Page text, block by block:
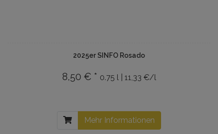
2025er SINFO Rosado
8,50 € * 0.75 l | 11,33 €/l
Mehr Informationen